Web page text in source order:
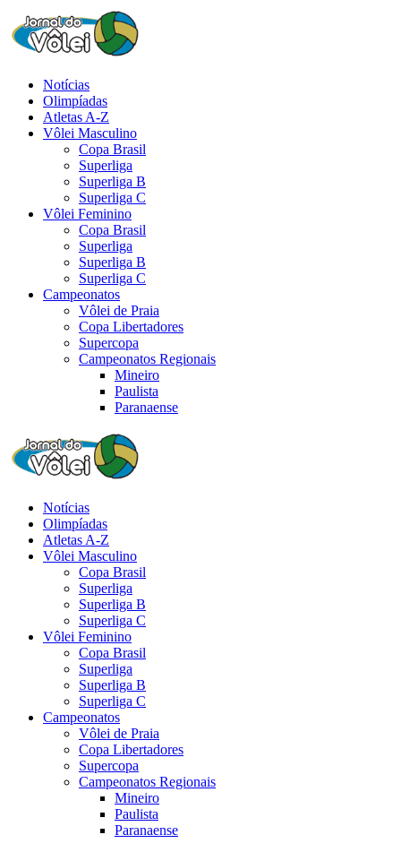
Notícias
Olimpíadas
Atletas A-Z
Vôlei Masculino
Copa Brasil
Superliga
Superliga B
Superliga C
Vôlei Feminino
Copa Brasil
Superliga
Superliga B
Superliga C
Campeonatos
Vôlei de Praia
Copa Libertadores
Supercopa
Campeonatos Regionais
Mineiro
Paulista
Paranaense
Notícias
Olimpíadas
Atletas A-Z
Vôlei Masculino
Copa Brasil
Superliga
Superliga B
Superliga C
Vôlei Feminino
Copa Brasil
Superliga
Superliga B
Superliga C
Campeonatos
Vôlei de Praia
Copa Libertadores
Supercopa
Campeonatos Regionais
Mineiro
Paulista
Paranaense